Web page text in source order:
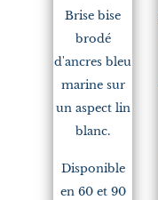
Brise bise
brodé
d'ancres bleu
marine sur
un aspect lin
blanc.
Disponible
en 60 et 90